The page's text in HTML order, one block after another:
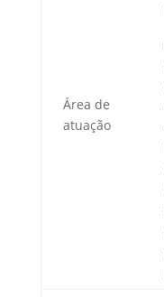
Área de
atuação